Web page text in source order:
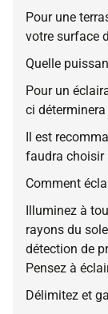
Pour une
votre surface
Quelle
Pour un
ci
Il est
faudra choisir
Comment
Illuminez à
rayons du
détection de
Pensez à
Délimitez et